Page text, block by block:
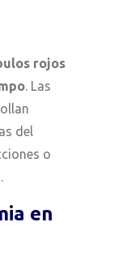
rojos
. Las
del
o
en